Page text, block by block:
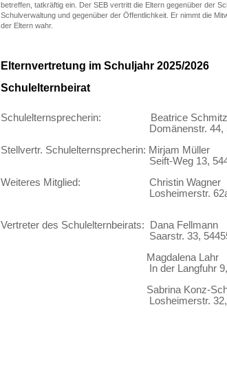
betreffen, tatkräftig ein. Der SEB vertritt die Eltern gegenüber der
Schulverwaltung und gegenüber der Öffentlichkeit. Er nimmt die
der Eltern wahr.
Elternvertretung im Schuljahr 2025/2026
Schulelternbeirat
Schulelternsprecherin: Beatrice Schmitz
Domänenstr. 44, 54455
Stellvertr. Schulelternsprecherin: Mirjam Müller
Seift-Weg 13, 54455 Serrig,
Weiteres Mitglied: Christin Wagner
Losheimerstr. 62a, 54455
Vertreter des Schulelternbeirats: Dana Fellmann
Saarstr. 33, 54455 Serrig,
Magdalena Lahr
In der Langfuhr 9, 54455
Sabrina Konz-
Losheimerstr. 32, 54455